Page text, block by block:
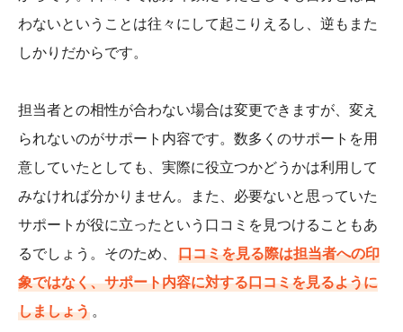
わないということは往々にして起こりえるし、逆もまた
しかりだからです。
担当者との相性が合わない場合は変更できますが、変え
られないのがサポート内容です。数多くのサポートを用
意していたとしても、実際に役立つかどうかは利用して
みなければ分かりません。また、必要ないと思っていた
サポートが役に立ったという口コミを見つけることもあ
るでしょう。そのため、 口コミを見る際は担当者への印
象ではなく、サポート内容に対する口コミを見るように
しましょう。